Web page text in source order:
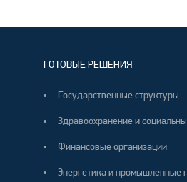
ГОТОВЫЕ РЕШЕНИЯ
Государственные структуры
Здравоохранение и
Финансовые организации
Энергетика и промышленные